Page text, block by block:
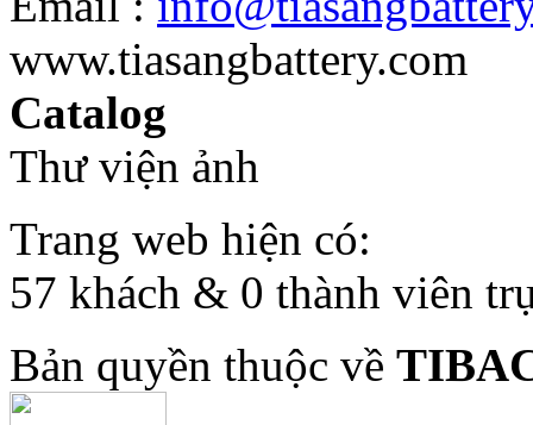
www.tiasangbattery.com
Catalog
Thư viện ảnh
Trang web hiện có:
57 khách & 0 thành viên
Bản quyền thuộc về